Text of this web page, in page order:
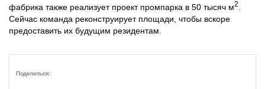
фабрика также реализует проект промпарка в 50 тысяч м2
Сейчас команда реконструирует площади, чтобы вскоре
предоставить их будущим резидентам.
Поделиться: